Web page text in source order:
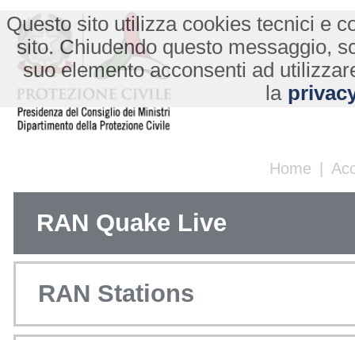
Home |
Questo sito utilizza cookies tecnici e
sito. Chiudendo questo messaggio,
suo elemento acconsenti ad
la
RAN Quake Live
RAN Stations